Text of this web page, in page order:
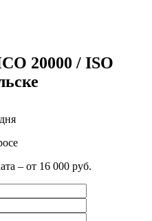
20000 / ISO
– от 16 000 руб.